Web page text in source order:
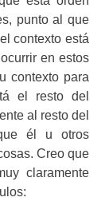
punto al que
contexto está
en estos
contexto para
el resto del
al resto del
él u otros
Creo que
claramente